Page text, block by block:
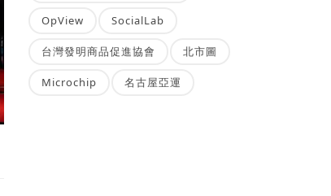
OpView SocialLab
台灣發明商品促進協會 北市圖
Microchip 名古屋亞運